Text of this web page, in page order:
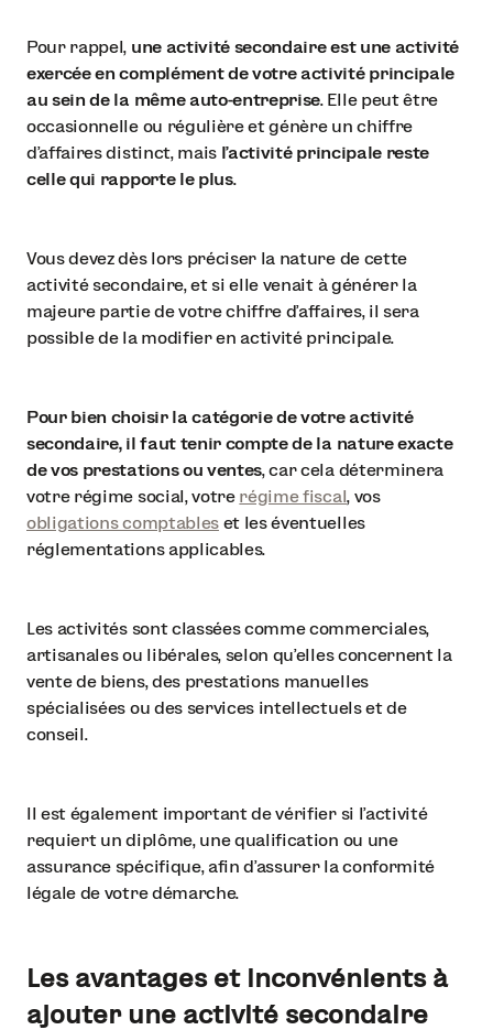
Pour rappel, une activité secondaire est une activité
exercée en complément de votre activité principale
au sein de la même auto-entreprise. Elle peut être
occasionnelle ou régulière et génère un chiffre
d’affaires distinct, mais l’activité principale reste
celle qui rapporte le plus.
Vous devez dès lors préciser la nature de cette
activité secondaire, et si elle venait à générer la
majeure partie de votre chiffre d'affaires, il sera
possible de la modifier en activité principale.
Pour bien choisir la catégorie de votre activité
secondaire, il faut tenir compte de la nature exacte
de vos prestations ou ventes, car cela déterminera
votre régime social, votre régime fiscal, vos
obligations comptableset les éventuelles
réglementations applicables.
Les activités sont classées comme commerciales,
artisanales ou libérales, selon qu’elles concernent la
vente de biens, des prestations manuelles
spécialisées ou des services intellectuels et de
conseil.
Il est également important de vérifier si l’activité
requiert un diplôme, une qualification ou une
assurance spécifique, afin d’assurer la conformité
légale de votre démarche.
Les avantages et inconvénients à
ajouter une activité secondaire